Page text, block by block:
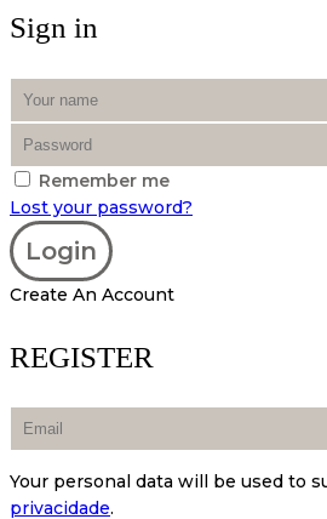
Sign in
Remember me
Lost your password?
Create An Account
REGISTER
Your personal data will be used to
privacidade.